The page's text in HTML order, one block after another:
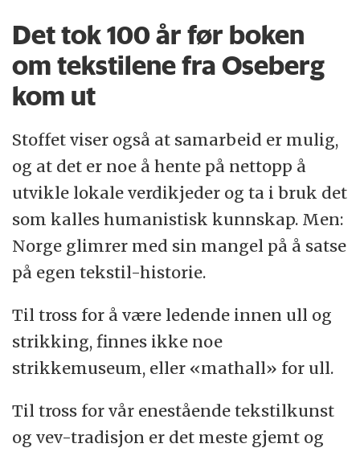
Det tok 100 år før boken
om tekstilene fra Oseberg
kom ut
Stoffet viser også at samarbeid er mulig,
og at det er noe å hente på nettopp å
utvikle lokale verdikjeder og ta i bruk det
som kalles humanistisk kunnskap. Men:
Norge glimrer med sin mangel på å satse
på egen tekstil-historie.
Til tross for å være ledende innen ull og
strikking, finnes ikke noe
strikkemuseum, eller «mathall» for ull.
Til tross for vår enestående tekstilkunst
og vev-tradisjon er det meste gjemt og